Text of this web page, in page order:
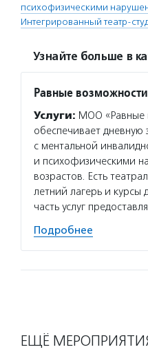
психофизическими
Интегрированный театр-
Узнайте больше в
Равные возможности
Услуги: МОО «Равные
обеспечивает дневную
с ментальной
и психофизическими
возрастов. Есть
летний лагерь и курсы
часть услуг
Подробнее
ЕЩЁ